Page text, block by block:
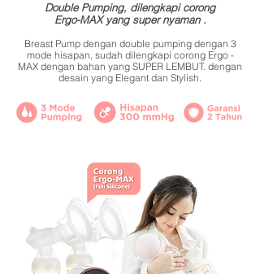
Double Pumping, dilengkapi corong
Ergo-MAX yang super nyaman .
Breast Pump dengan double pumping dengan 3
mode hisapan, sudah dilengkapi corong Ergo -
MAX dengan bahan yang SUPER LEMBUT. dengan
desain yang Elegant dan Stylish.